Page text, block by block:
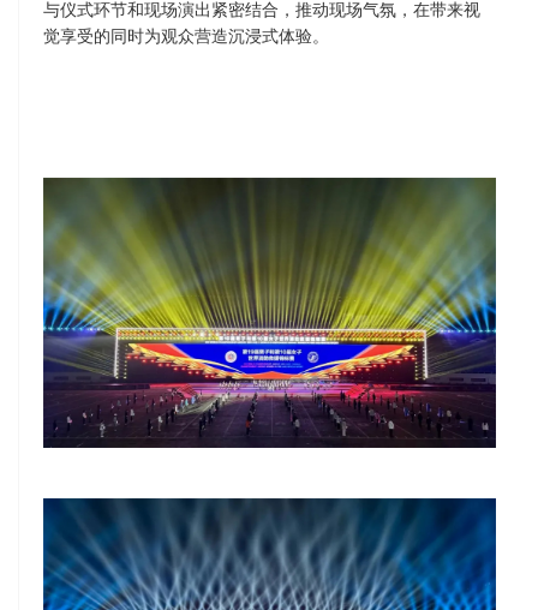
与仪式环节和现场演出紧密结合，推动现场气氛，在带来视
觉享受的同时为观众营造沉浸式体验。